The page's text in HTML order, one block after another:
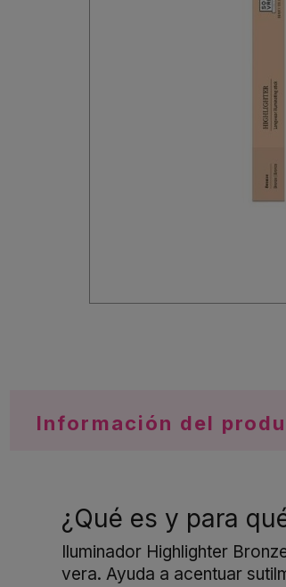
Información del
¿Qué es y para
Iluminador Highlighter
vera. Ayuda a acentuar